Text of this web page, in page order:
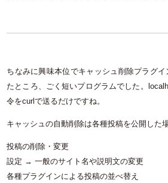
ちなみに興味本位でキャッシュ削除プラグ
たところ、ごく短いプログラムでした。
令をcurlで送るだけですね。
キャッシュの自動削除は各種投稿を公開した
投稿の削除・変更
設定 → 一般のサイト名や説明文の変更
各種プラグインによる投稿の並べ替え